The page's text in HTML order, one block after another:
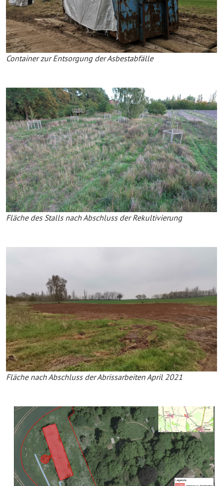
Container zur Entsorgung der Asbestabfälle
Fläche des Stalls nach Abschluss der Rekultivierung
Fläche nach Abschluss der Abrissarbeiten April 2021